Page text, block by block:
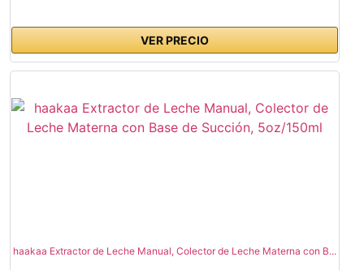
VER PRECIO
haakaa Extractor de Leche Manual, Colector de Leche Materna con B...